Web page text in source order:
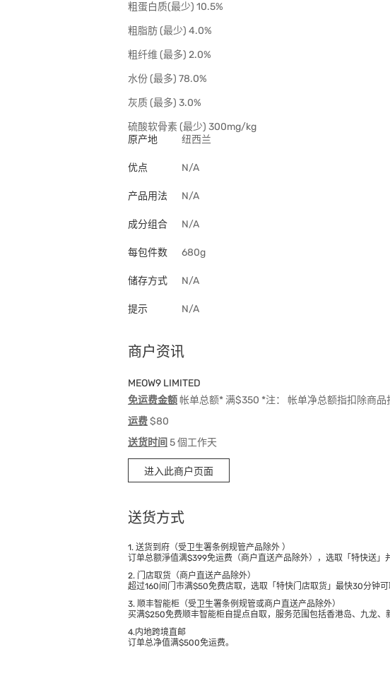
粗蛋白质(最少) 10.5%
粗脂肪 (最少) 4.0%
粗纤维 (最多) 2.0%
水份 (最多) 78.0%
灰质 (最多) 3.0%
硫酸软骨素 (最少) 300mg/kg
原产地
纽西兰
优点 N/A
产品用法 N/A
成分组合 N/A
每包件数 680g
储存方式 N/A
提示 N/A
商户资讯
MEOW9 LIMITED
免运费金额帐单总额* 满$350 *注： 帐单净总额指扣除商品
运费$80
送货时间 5 個工作天
进入此商户页面
送货方式
1. 送货到府（受卫生署条例规管产品除外 ）
订单总额淨值满$399免运费（商户直送产品除外），选取「特快送」
2. 门店取货（商户直送产品除外）
超过160间门市满$50免费店取，选取「特快门店取货」最快30分钟可
3. 顺丰智能柜（受卫生署条例规管或商户直送产品除外）
买满$250免费顺丰智能柜自提点自取，服务范围包括香港岛、九龙、
4.内地跨境直邮
订单总净值满$500免运费。